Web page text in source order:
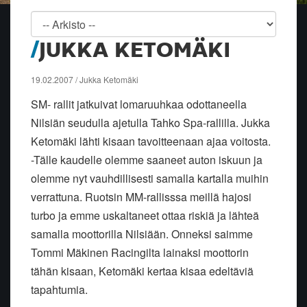
JUKKA KETOMÄKI
19.02.2007 / Jukka Ketomäki
SM- rallit jatkuivat lomaruuhkaa odottaneella
Nilsiän seudulla ajetulla Tahko Spa-rallilla. Jukka
Ketomäki lähti kisaan tavoitteenaan ajaa voitosta.
-Tälle kaudelle olemme saaneet auton iskuun ja
olemme nyt vauhdillisesti samalla kartalla muihin
verrattuna. Ruotsin MM-rallisssa meillä hajosi
turbo ja emme uskaltaneet ottaa riskiä ja lähteä
samalla moottorilla Nilsiään. Onneksi saimme
Tommi Mäkinen Racingilta lainaksi moottorin
tähän kisaan, Ketomäki kertaa kisaa edeltäviä
tapahtumia.